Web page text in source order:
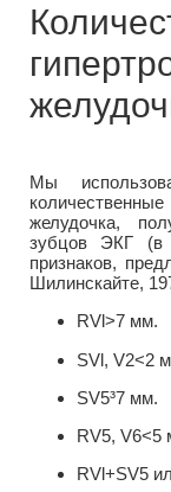
Мы
желудочка,
зубцов ЭКГ (в
признаков,
Шилинскайте,
RVl>7 мм.
SVl, V2<2
SV5³7 мм.
RV5, V6<5
RVl+SV5